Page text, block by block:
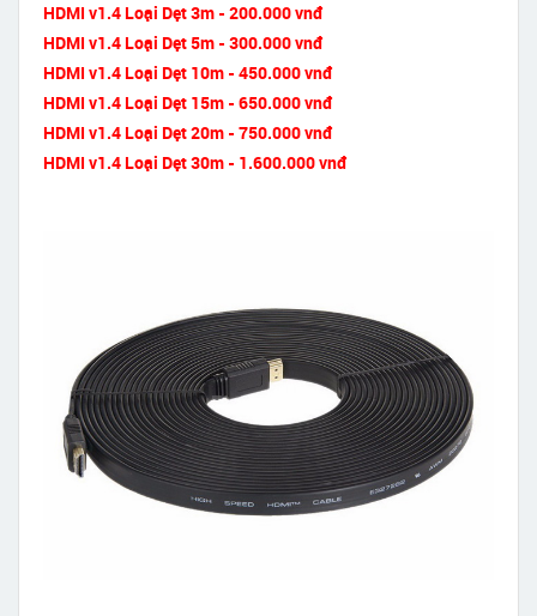
HDMI v1.4 Loại Dẹt 3m - 200.000 vnđ
HDMI v1.4 Loại Dẹt 5m - 300.000 vnđ
HDMI v1.4 Loại Dẹt 10m - 450.000 vnđ
HDMI v1.4 Loại Dẹt 15m - 650.000 vnđ
HDMI v1.4 Loại Dẹt 20m - 750.000 vnđ
HDMI v1.4 Loại Dẹt 30m - 1.600.000 vnđ